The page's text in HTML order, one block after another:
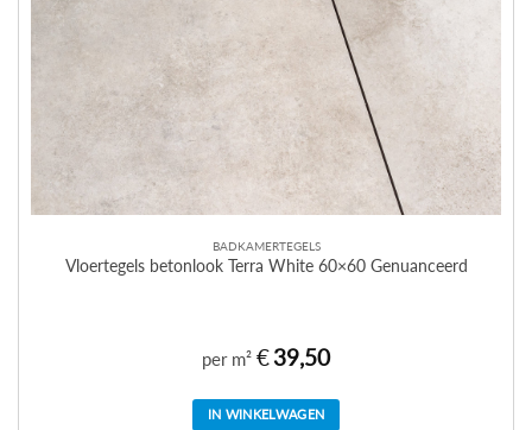
BADKAMERTEGELS
Vloertegels betonlook Terra White 60×60 Genuanceerd
per m² €39,50
IN WINKELWAGEN